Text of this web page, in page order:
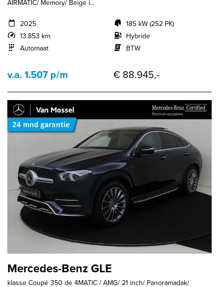
AIRMATIC/ Memory/ Beige i...
2025
13.853 km
Automaat
185 kW (252 PK)
Hybride
BTW
v.a. 1.507 p/m € 88.945,-
Mercedes-Benz GLE
klasse Coupé 350 de 4MATIC / AMG/ 21 inch/ Panoramadak/